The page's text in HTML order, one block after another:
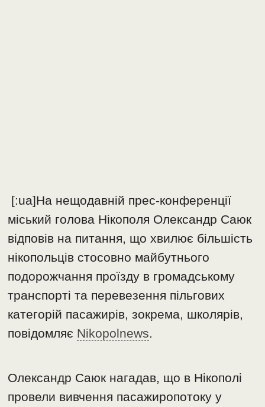
[:ua]На нещодавній прес-конференції
міський голова Нікополя Олександр Саюк
відповів на питання, що хвилює більшість
нікопольців стосовно майбутнього
подорожчання проїзду в громадському
транспорті та перевезення пільгових
категорій пасажирів, зокрема, школярів,
повідомляє Nikopolnews.
Олександр Саюк нагадав, що в Нікополі
провели вивчення пасажиропотоку у